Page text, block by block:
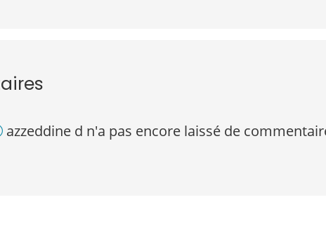
azzeddine d n'a pas encore laissé de